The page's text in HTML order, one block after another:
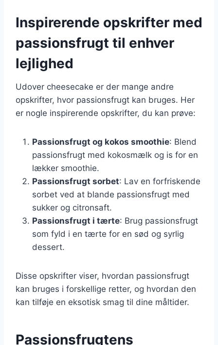
Inspirerende opskrifter med
passionsfrugt til enhver
lejlighed
Udover cheesecake er der mange andre
opskrifter, hvor passionsfrugt kan bruges. Her
er nogle inspirerende opskrifter, du kan prøve:
Passionsfrugt og kokos smoothie: Blend
passionsfrugt med kokosmælk og is for en
lækker smoothie.
Passionsfrugt sorbet: Lav en forfriskende
sorbet ved at blande passionsfrugt med
sukker og citronsaft.
Passionsfrugt i tærte: Brug passionsfrugt
som fyld i en tærte for en sød og syrlig
dessert.
Disse opskrifter viser, hvordan passionsfrugt
kan bruges i forskellige retter, og hvordan den
kan tilføje en eksotisk smag til dine måltider.
Passionsfrugtens